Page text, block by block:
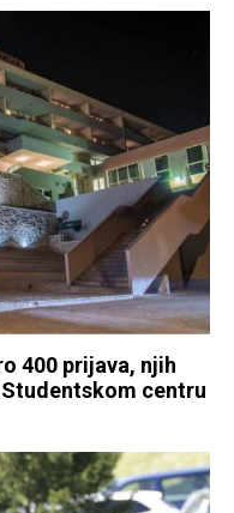
400 prijava, njih
centru